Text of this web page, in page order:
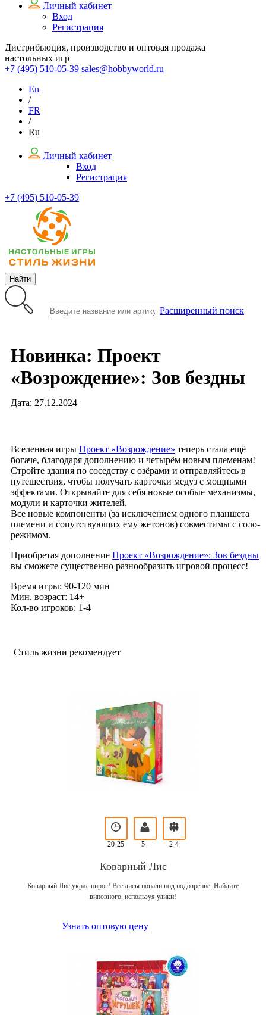
Личный кабинет
Вход
Регистрация
Дистрибьюция, производство и оптовая продажа
настольных игр
+7 (495) 510-05-39 sales@hobbyworld.ru
En
/
FR
/
Ru
Личный кабинет
Вход
Регистрация
+7 (495) 510-05-39
Найти
Расширенный поиск
Новинка: Проект
«Возрождение»: Зов бездны
Дата: 27.12.2024
Вселенная игры Проект «Возрождение» теперь стала ещё
богаче, благодаря дополнению и четырём новым племенам!
Стройте здания по соседству с озёрами и отправляйтесь в
путешествия, чтобы получать карточки медуз с мощными
эффектами. Открывайте для себя новые особые механизмы,
модули и карточки жителей.
Все новые компоненты (за исключением одного планшета
племени и сопутствующих ему жетонов) совместимы с соло-
режимом.
Приобретая дополнение Проект «Возрождение»: Зов бездны
вы сможете существенно разнообразить игровой процесс!
Время игры: 90-120 мин
Мин. возраст: 14+
Кол-во игроков: 1-4
Стиль жизни рекомендует
20-25 5+ 2-4
Коварный Лис
Коварный Лис украл пирог! Все лисы попали под подозрение. Найдите
виновного, используя улики!
Узнать оптовую цену